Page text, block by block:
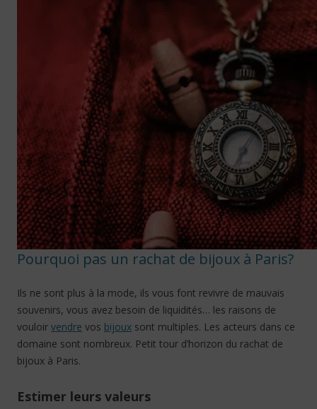
Pourquoi pas un rachat de bijoux à Paris?
Ils ne sont plus à la mode, ils vous font revivre de mauvais
souvenirs, vous avez besoin de liquidités… les raisons de
vouloir vendre vos bijoux sont multiples. Les acteurs dans ce
domaine sont nombreux. Petit tour d’horizon du rachat de
bijoux à Paris.
Estimer leurs valeurs